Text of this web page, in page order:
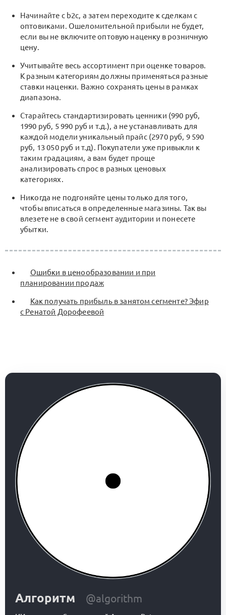
Начинайте с b2c, а затем переходите к сделкам с
оптовиками. Ошеломительной прибыли не будет,
если вы не включите оптовую наценку в розничную
цену.
Учитывайте весь ассортимент при оценке товаров.
К разным категориям должны применяться разные
ставки наценки. Важно сохранять цены в рамках
диапазона.
Старайтесь стандартизировать ценники (990 руб,
1990 руб, 5 990 руб и т.д.), а не устанавливать для
каждой модели уникальный прайс (2970 руб, 9 590
руб, 13 050 руб и т.д). Покупатели уже привыкли к
таким градациям, а вам будет проще
анализировать спрос в разных ценовых
категориях.
Никогда не подгоняйте цены только для того,
чтобы вписаться в определенные магазины. Так вы
влезете не в свой сегмент аудитории и понесете
убытки.
Ошибки в ценообразовании и при
планировании продаж
Как получать прибыль в занятом сегменте? Эфир
с Ренатой Дорофеевой
Алгоритм @algorithm